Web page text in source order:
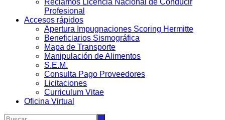
Reclamos Licencia Nacional de Conducir
Profesional
Accesos rápidos
Apertura Impugnaciones Scoring Hermitte
Beneficiarios Sismográfica
Mapa de Transporte
Manipulación de Alimentos
S.E.M.
Consulta Pago Proveedores
Licitaciones
Curriculum Vitae
Oficina Virtual